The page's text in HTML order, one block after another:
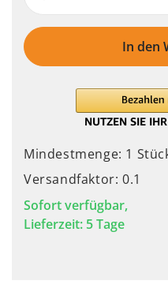
In den
Mindestmenge: 1
Versandfaktor: 0.1
Sofort verfügbar,
Lieferzeit: 5 Tage